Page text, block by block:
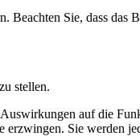
Beachten Sie, dass
stellen.
auf die
Sie werden